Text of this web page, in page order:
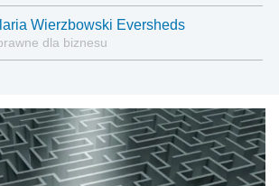
Wierzbowski Eversheds
dla biznesu